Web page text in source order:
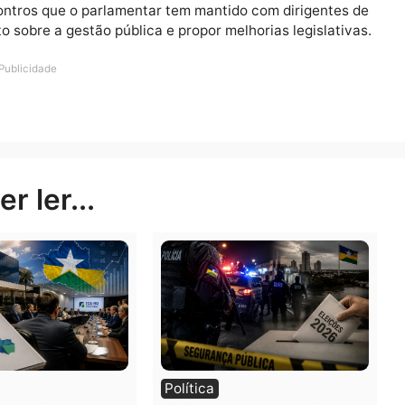
da Câmara Municipal um relatório das discussões,
de informação que possam fortalecer a atuação da
que o parlamentar tem mantido com
sobre a gestão pública e propor melhorias
Publicidade